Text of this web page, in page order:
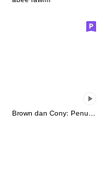
Brown dan Cony: Penuh Kasih